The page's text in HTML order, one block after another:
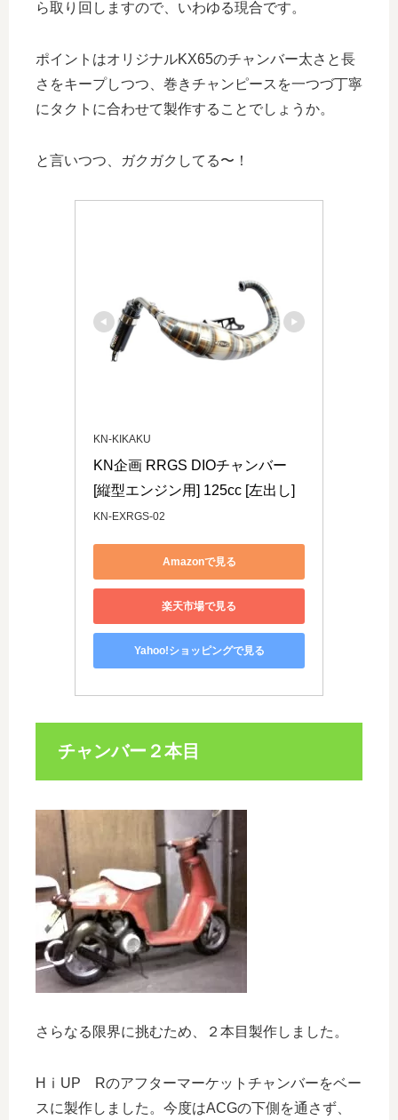
ら取り回しますので、いわゆる現合です。
ポイントはオリジナルKX65のチャンバー太さと長
さをキープしつつ、巻きチャンピースを一つづ丁寧
にタクトに合わせて製作することでしょうか。
と言いつつ、ガクガクしてる〜！
KN-KIKAKU
KN企画 RRGS DIOチャンバー
[縦型エンジン用] 125cc [左出し]
KN-EXRGS-02
Amazonで見る
楽天市場で見る
Yahoo!ショッピングで見る
チャンバー２本目
さらなる限界に挑むため、２本目製作しました。
HⅰUP Rのアフターマーケットチャンバーをベー
スに製作しました。今度はACGの下側を通さず、